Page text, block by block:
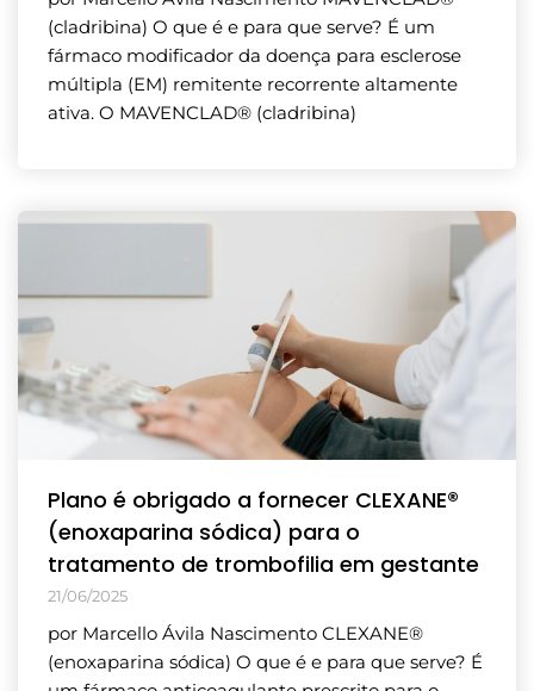
(cladribina) O que é e para que serve? É um
fármaco modificador da doença para esclerose
múltipla (EM) remitente recorrente altamente
ativa. O MAVENCLAD® (cladribina)
Plano é obrigado a fornecer CLEXANE®
(enoxaparina sódica) para o
tratamento de trombofilia em gestante
21/06/2025
por Marcello Ávila Nascimento CLEXANE®
(enoxaparina sódica) O que é e para que serve? É